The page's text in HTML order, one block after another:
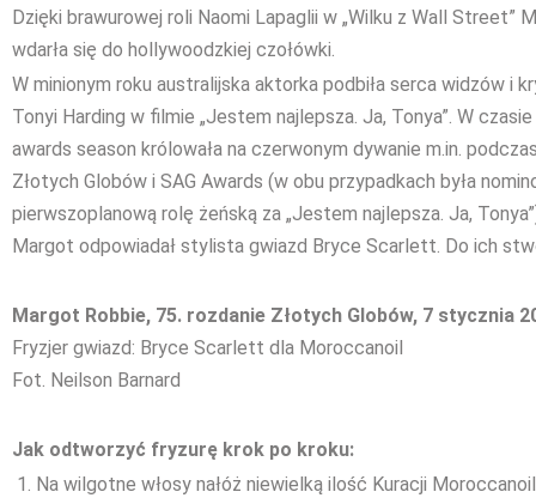
Dzięki brawurowej roli Naomi Lapaglii w „Wilku z Wall Street”
wdarła się do hollywoodzkiej czołówki.
W minionym roku australijska aktorka podbiła serca widzów i
Tonyi Harding w filmie „Jestem najlepsza. Ja, Tonya”. W
awards season królowała na czerwonym dywanie m.in.
Złotych Globów i SAG Awards (w obu przypadkach była
pierwszoplanową rolę żeńską za „Jestem najlepsza. Ja,
Margot odpowiadał stylista gwiazd Bryce Scarlett. Do ich
Margot Robbie, 75. rozdanie Złotych Globów, 7 stycznia
Fryzjer gwiazd: Bryce Scarlett dla Moroccanoil
Fot. Neilson Barnard
Jak odtworzyć fryzurę krok po kroku:
Na wilgotne włosy nałóż niewielką ilość Kuracji